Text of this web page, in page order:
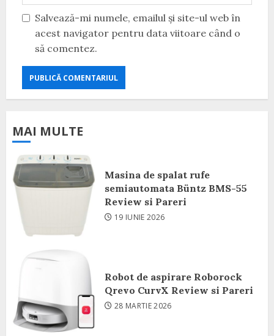
Salvează-mi numele, emailul și site-ul web în
acest navigator pentru data viitoare când o
să comentez.
MAI MULTE
Masina de spalat rufe
semiautomata Büntz BMS-55
Review si Pareri
19 IUNIE 2026
Robot de aspirare Roborock
Qrevo CurvX Review si Pareri
28 MARTIE 2026